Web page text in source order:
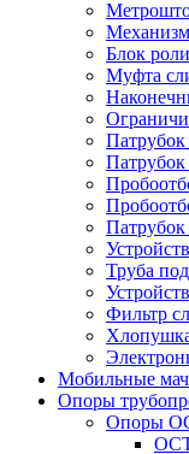
Блок
Муфта
Труба
Фильтр
Мобильные
Опоры
Опоры